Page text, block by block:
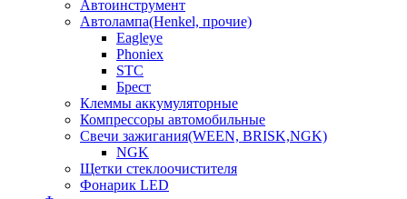
Автоинструмент
Автолампа(Henkel, прочие)
Eagleye
Phoniex
STC
Брест
Клеммы аккумуляторные
Компрессоры автомобильные
Свечи зажигания(WEEN, BRISK,NGK)
NGK
Щетки стеклоочистителя
Фонарик LED